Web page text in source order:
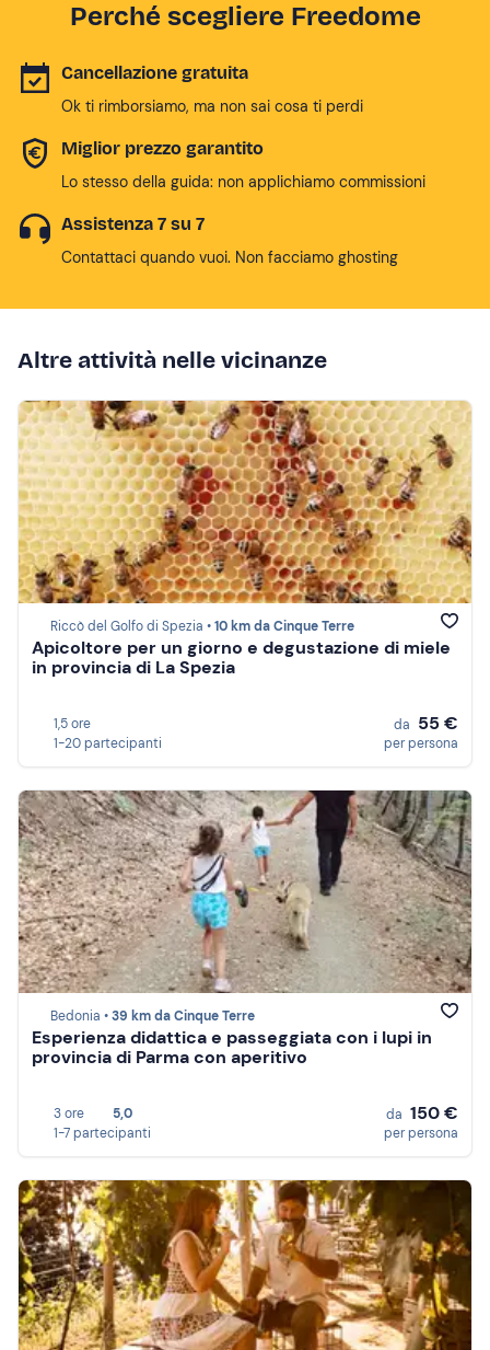
Perché scegliere Freedome
Cancellazione gratuita
Ok ti rimborsiamo, ma non sai cosa ti perdi
Miglior prezzo garantito
Lo stesso della guida: non applichiamo commissioni
Assistenza 7 su 7
Contattaci quando vuoi. Non facciamo ghosting
Altre attività nelle vicinanze
Riccò del Golfo di Spezia •10 km da Cinque Terre
Apicoltore per un giorno e degustazione di miele
in provincia di La Spezia
1,5 ore
1-20 partecipanti
da 55 €
per persona
Bedonia •39 km da Cinque Terre
Esperienza didattica e passeggiata con i lupi in
provincia di Parma con aperitivo
3 ore
5,0
1-7 partecipanti
da 150 €
per persona